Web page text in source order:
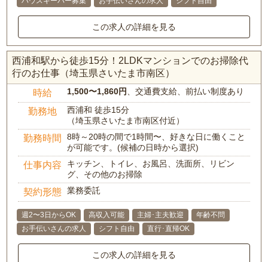
この求人の詳細を見る
西浦和駅から徒歩15分！2LDKマンションでのお掃除代
行のお仕事（埼玉県さいたま市南区）
時給 1,500〜1,860円 、交通費支給、前払い制度あり
勤務地
西浦和 徒歩15分
（埼玉県さいたま市南区付近）
勤務時間
8時～20時の間で1時間〜、好きな日に働くこと
が可能です。(候補の日時から選択)
仕事内容
キッチン、トイレ、お風呂、洗面所、リビン
グ、その他のお掃除
契約形態 業務委託
週2〜3日からOK 高収入可能 主婦･主夫歓迎
年齢不問
お手伝いさんの求人
シフト自由 直行･直帰OK
この求人の詳細を見る